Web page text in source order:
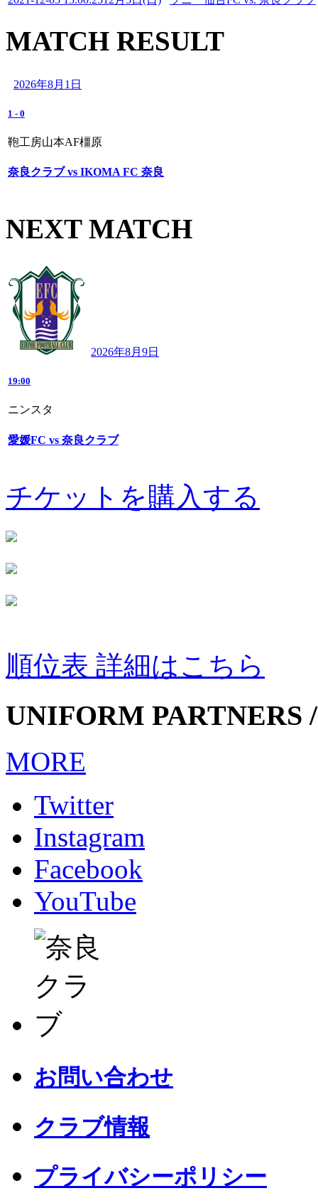
MATCH RESULT
2026年8月1日
1 - 0
鞄工房山本AF橿原
奈良クラブ vs IKOMA FC 奈良
NEXT MATCH
2026年8月9日
19:00
ニンスタ
愛媛FC vs 奈良クラブ
チケットを購入する
順位表 詳細はこちら
UNIFORM PARTNERS
MORE
Twitter
Instagram
Facebook
YouTube
お問い合わせ
クラブ情報
プライバシーポリシー